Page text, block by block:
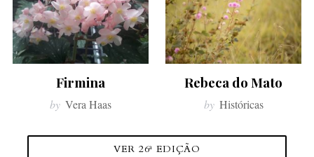
Firmina
by Vera Haas
Rebeca do Mato
by Históricas
VER 26ª EDIÇÃO
: